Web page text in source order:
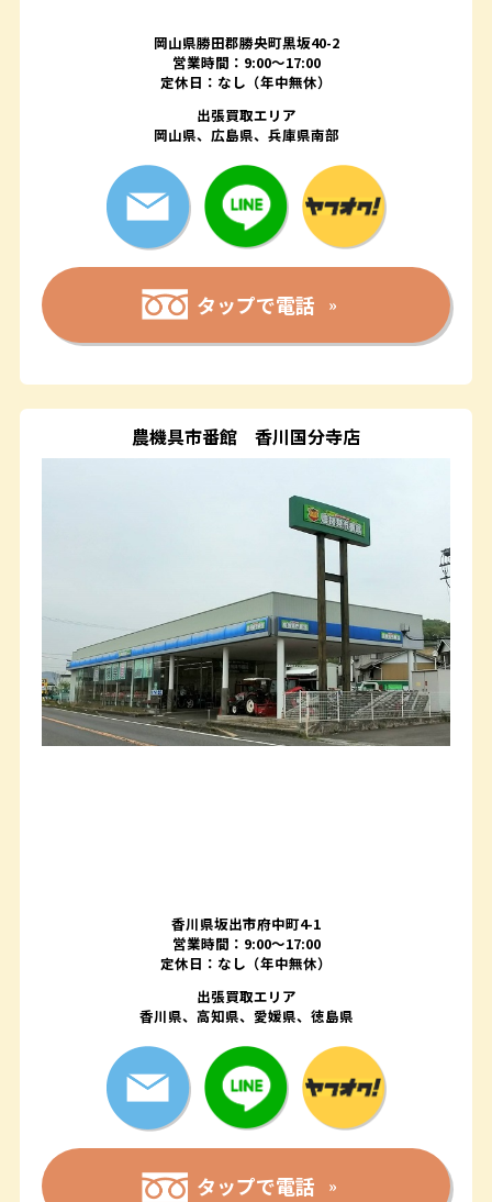
岡山県勝田郡勝央町黒坂40-2
営業時間：9:00～17:00
定休日：なし（年中無休）
出張買取エリア
岡山県、広島県、兵庫県南部
タップで電話
農機具市番館 香川国分寺店
香川県坂出市府中町4-1
営業時間：9:00～17:00
定休日：なし（年中無休）
出張買取エリア
香川県、高知県、愛媛県、徳島県
タップで電話